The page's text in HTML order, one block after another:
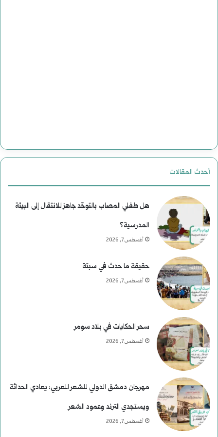
أحدث المقالات
هل طفلي المصاب بالتوحّد جاهز للانتقال إلى البيئة
المدرسية؟
أغسطس 7, 2026
حقيقة ما حدث في سبتة
أغسطس 7, 2026
سحر الحكايات في بلاد سومر
أغسطس 7, 2026
مهرجان دمشق الدولي للشعر للعربي: يعادي الحداثة
ويستجدي الترند وعمود الشعر
أغسطس 7, 2026